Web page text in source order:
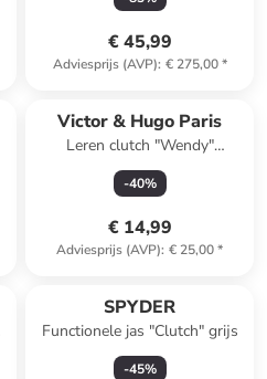
€ 45,99
Adviesprijs (AVP): € 275,00*
Victor & Hugo Paris
Leren clutch "Wendy"
lichtbruin - (B)12 x (H)7 x (D)3
cm
-40%
€ 14,99
Adviesprijs (AVP): € 25,00*
SPYDER
Functionele jas "Clutch" grijs
-45%